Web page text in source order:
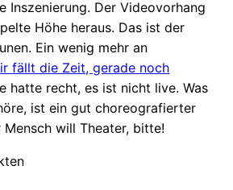
Inszenierung. Der Videovorhang
Höhe heraus. Das ist der
Ein wenig mehr an
fällt die Zeit, gerade noch
hatte recht, es ist nicht live. Was
ist ein gut choreografierter
will Theater, bitte!